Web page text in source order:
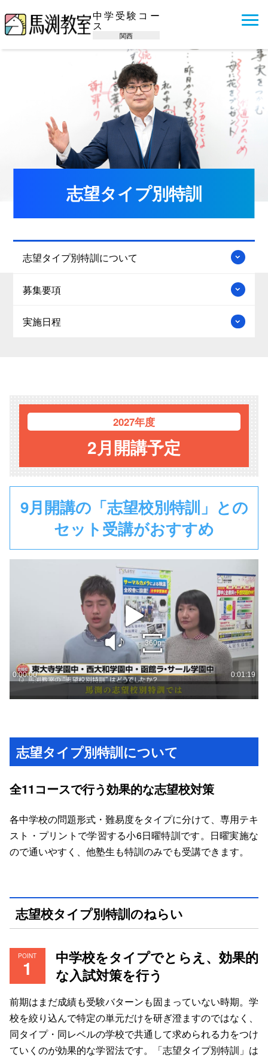
中学受験コー
ス
関西
志望タイプ別特訓
志望タイプ別特訓について
募集要項
実施日程
2027年度
2月開講予定
9月開講の「志望校別特訓」との
セット受講がおすすめ
志望タイプ別特訓について
全11コースで行う効果的な志望校対策
各中学校の問題形式・難易度をタイプに分けて、専用テキ
スト・プリントで学習する小6日曜特訓です。日曜実施な
ので通いやすく、他塾生も特訓のみでも受講できます。
志望校タイプ別特訓のねらい
POINT
中学校をタイプでとらえ、効果的
な入試対策を行う
前期はまだ成績も受験バターンも固まっていない時期。学
校を絞り込んで特定の単元だけを研ぎ澄ますのではなく、
同タイプ・同レベルの学校で共通して求められる力をつけ
ていくのが効果的な学習法です。「志望タイプ別特訓」は